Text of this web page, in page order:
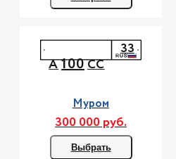
А100СС
33
Муром
300 000 руб.
Выбрать